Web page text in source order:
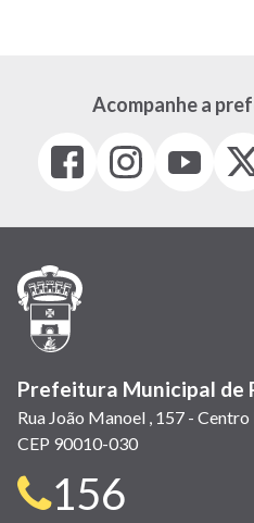
Acompanhe a
Facebook
(link
em
janela)
Instagram
(link
em
(link
em
(link
Prefeitura Municipal de
Rua João Manoel , 157 -
CEP 90010-030
Telefone
156